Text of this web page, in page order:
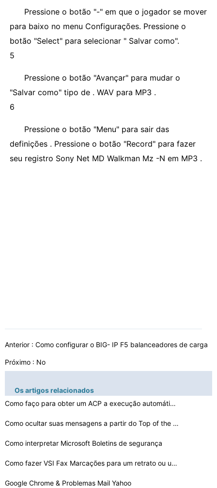
Pressione o botão "-" em que o jogador se mover
para baixo no menu Configurações. Pressione o
botão "Select" para selecionar " Salvar como".
5
Pressione o botão "Avançar" para mudar o
"Salvar como" tipo de . WAV para MP3 .
6
Pressione o botão "Menu" para sair das
definições . Pressione o botão "Record" para fazer
seu registro Sony Net MD Walkman Mz -N em MP3 .
Anterior : Como configurar o BIG- IP F5 balanceadores de carga
Próximo : No
Os artigos relacionados
Como faço para obter um ACP a execução automática
Como ocultar suas mensagens a partir do Top of the EVO
Como interpretar Microsoft Boletins de segurança
Como fazer VSI Fax Marcações para um retrato ou uma p…
Google Chrome & Problemas Mail Yahoo